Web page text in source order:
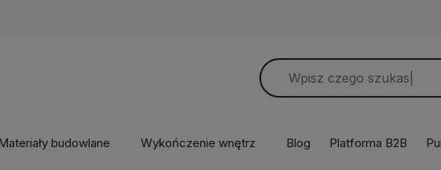
budowlane Wykończenie wnętrz Blog Platforma B2B